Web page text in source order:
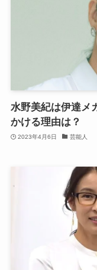
水野美紀は伊達メ
かける理由は？
2023年4月6日 芸能人